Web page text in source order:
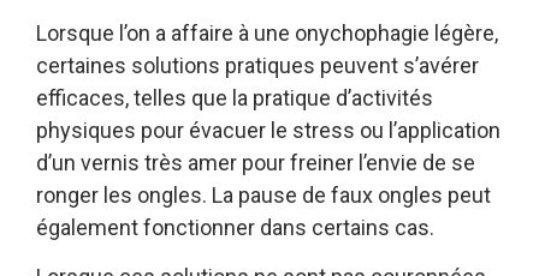
Lorsque l’on a affaire à une onychophagie légère,
certaines solutions pratiques peuvent s’avérer
efficaces, telles que la pratique d’activités
physiques pour évacuer le stress ou l’application
d’un vernis très amer pour freiner l’envie de se
ronger les ongles. La pause de faux ongles peut
également fonctionner dans certains cas.